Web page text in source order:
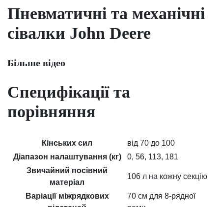
Пневматичні та механічні
сівалки John Deere
Більше відео
Специфікації та
порівняння
Кінських сил
від 70 до 100
Діапазон налаштування (кг)
0, 56, 113, 181
Звичайний посівний
матеріал
106 л на кожну секцію
Варіації міжрядкових
70 см для 8-рядної